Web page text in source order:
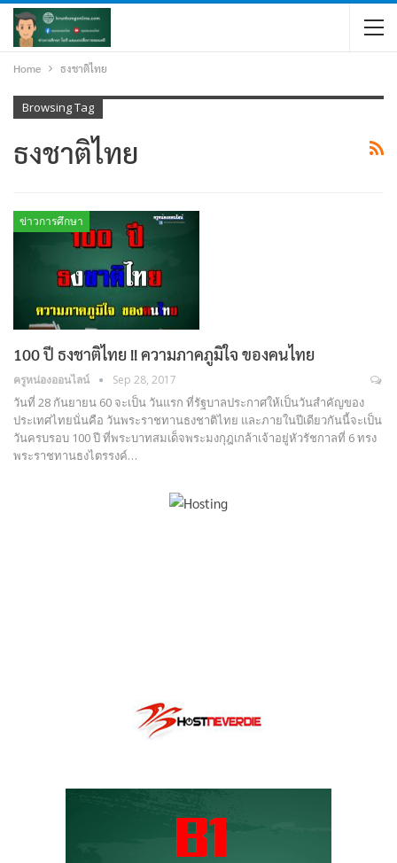
Home ธงชาติไทย
Browsing Tag
ธงชาติไทย
ข่าวการศึกษา
100 ปี ธงชาติไทย !! ความภาคภูมิใจ ของคนไทย
ครูหน่องออนไลน์ Sep 28, 2017
วันที่ 28 กันยายน 60 จะเป็น วันแรก ที่รัฐบาลประกาศให้เป็นวันสำคัญของ
ประเทศไทยนั่นคือ วันพระราชทานธงชาติไทย และภายในปีเดียวกันนี้จะเป็น
วันครบรอบ 100 ปี ที่พระบาทสมเด็จพระมงกุฎเกล้าเจ้าอยู่หัวรัชกาลที่ 6 ทรง
พระราชทานธงไตรรงค์…